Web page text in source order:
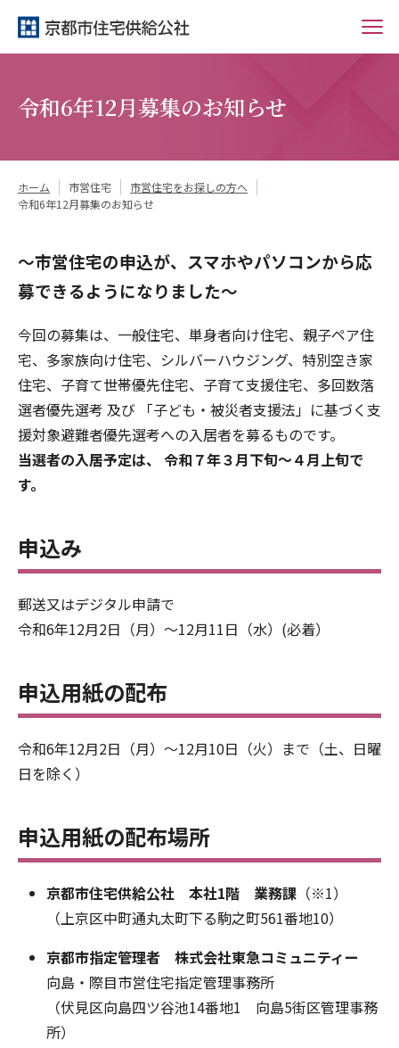
令和6年12月募集のお知らせ
ホーム 市営住宅
市営住宅をお探しの方へ
令和6年12月募集のお知らせ
～市営住宅の申込が、スマホやパソコンから応
募できるようになりました～
今回の募集は、一般住宅、単身者向け住宅、親子ペア住
宅、多家族向け住宅、シルバーハウジング、特別空き家
住宅、子育て世帯優先住宅、子育て支援住宅、多回数落
選者優先選考 及び 「子ども・被災者支援法」に基づく支
援対象避難者優先選考への入居者を募るものです。
当選者の入居予定は、 令和７年３月下旬～４月上旬で
す。
申込み
郵送又はデジタル申請で
令和6年12月2日（月）～12月11日（水）(必着）
申込用紙の配布
令和6年12月2日（月）～12月10日（火）まで（土、日曜
日を除く）
申込用紙の配布場所
京都市住宅供給公社 本社1階 業務課 （※1）
（上京区中町通丸太町下る駒之町561番地10）
京都市指定管理者 株式会社東急コミュニティー
向島・際目市営住宅指定管理事務所
（伏見区向島四ツ谷池14番地1 向島5街区管理事務
所）